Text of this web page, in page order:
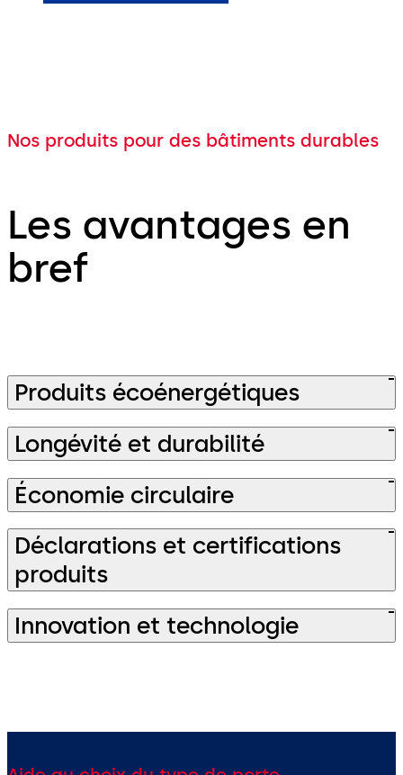
Nos produits pour des bâtiments durables
Les avantages en
bref
Produits écoénergétiques
Longévité et durabilité
Économie circulaire
Déclarations et certifications
produits
Innovation et technologie